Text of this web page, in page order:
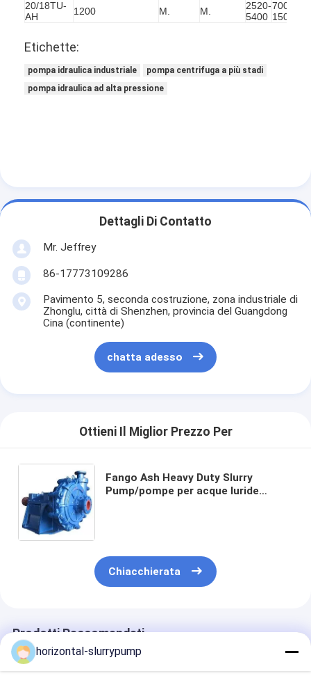
Pompa orizzontale dei residui
pompa di calore di fonte d'acqua
Pompa di calore di Hydronic
pompa di calore della piscina
pompa di calore ad alta temperatura
pompa centrifuga verticale
Parti della pompa dei residui
20/18TU-
AH
1200 M. M.
2520-
5400
700-
1500
Etichette:
pompa idraulica industriale
pompa centrifuga a più stadi
pompa idraulica ad alta pressione
Dettagli Di Contatto
Mr. Jeffrey
86-17773109286
Pavimento 5, seconda costruzione, zona industriale di
Zhonglu, città di Shenzhen, provincia del Guangdong
Cina (continente)
chatta adesso
Ottieni Il Miglior Prezzo Per
Fango Ash Heavy Duty Slurry
Pump/pompe per acque luride
Chiacchierata
Prodotti Raccomandati
horizontal-slurrypump